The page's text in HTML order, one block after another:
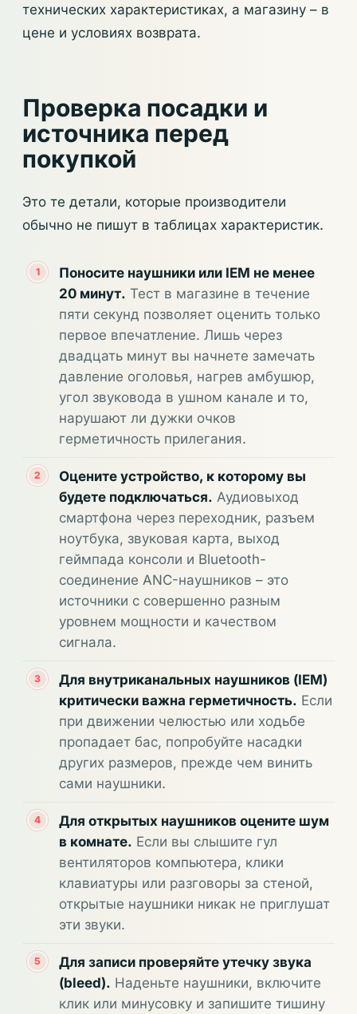
технических характеристиках, а магазину – в
цене и условиях возврата.
Проверка посадки и
источника перед
покупкой
Это те детали, которые производители
обычно не пишут в таблицах характеристик.
Поносите наушники или IEM не менее
20 минут. Тест в магазине в течение
пяти секунд позволяет оценить только
первое впечатление. Лишь через
двадцать минут вы начнете замечать
давление оголовья, нагрев амбушюр,
угол звуковода в ушном канале и то,
нарушают ли дужки очков
герметичность прилегания.
Оцените устройство, к которому вы
будете подключаться. Аудиовыход
смартфона через переходник, разъем
ноутбука, звуковая карта, выход
геймпада консоли и Bluetooth-
соединение ANC-наушников – это
источники с совершенно разным
уровнем мощности и качеством
сигнала.
Для внутриканальных наушников (IEM)
критически важна герметичность. Если
при движении челюстью или ходьбе
пропадает бас, попробуйте насадки
других размеров, прежде чем винить
сами наушники.
Для открытых наушников оцените шум
в комнате. Если вы слышите гул
вентиляторов компьютера, клики
клавиатуры или разговоры за стеной,
открытые наушники никак не приглушат
эти звуки.
Для записи проверяйте утечку звука
(bleed). Наденьте наушники, включите
клик или минусовку и запишите тишину